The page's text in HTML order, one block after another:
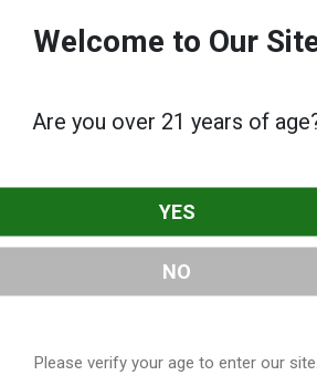
Welcome to Our
Are you over 21 years of
YES
NO
Please verify your age to enter our site.